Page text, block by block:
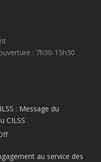
: 7h30-15h30
: Message du
CILSS
au service des